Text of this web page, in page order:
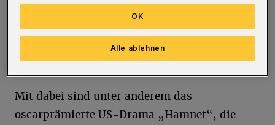
Spielzeit ein, die wie gewohnt mit einem Mix
aus internationaler Filmkunst und
anspruchsvollem Unterhaltungskino
aufwartet.
Mit dabei sind unter anderem das
oscarprämierte US-Drama „Hamnet“, die
Alle ablehnen
OK